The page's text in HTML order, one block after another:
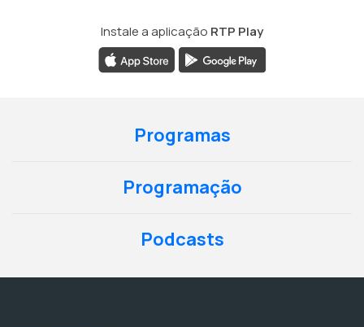
Instale a aplicação RTP Play
Programas
Programação
Podcasts